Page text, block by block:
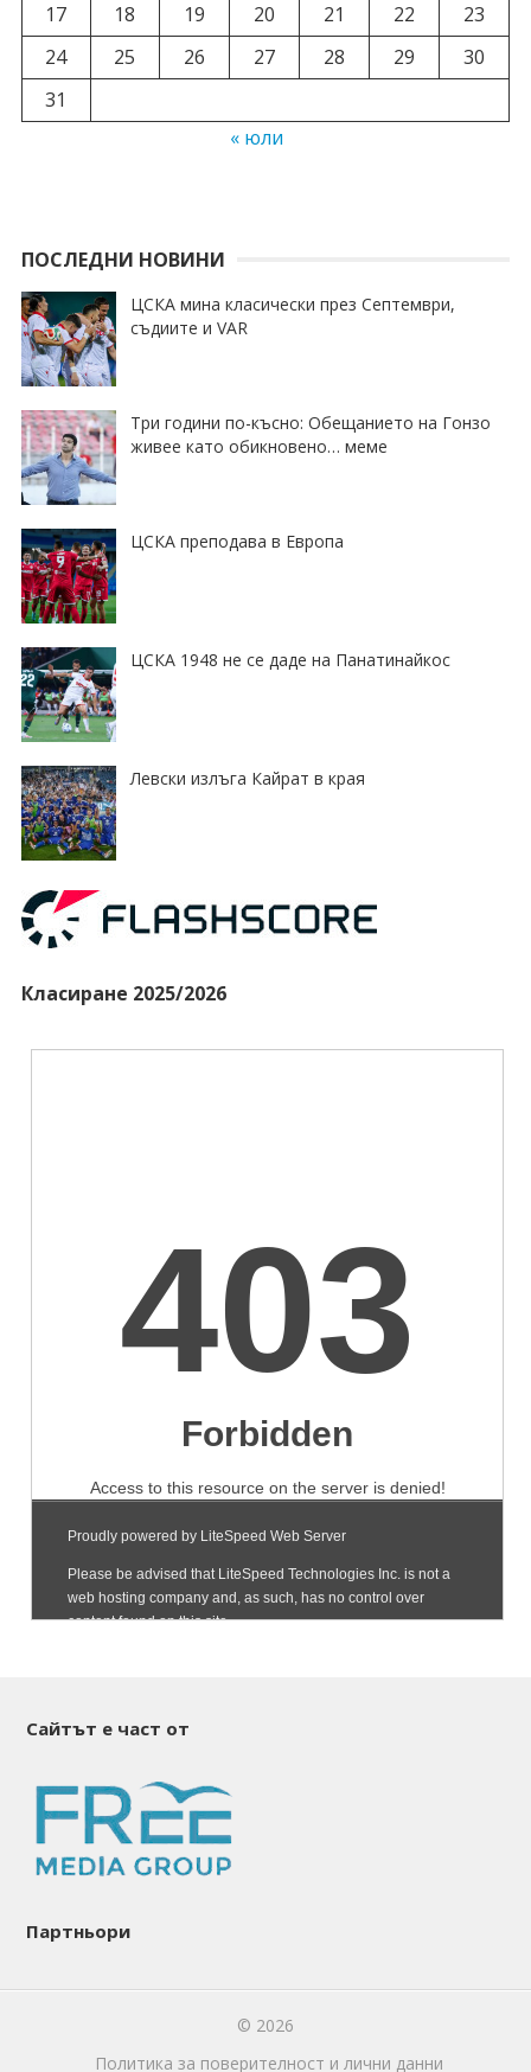
17
18 19 20 21 22
23
24
25 26 27 28 29
30
31
« юли
ПОСЛЕДНИ НОВИНИ
ЦСКА мина класически през Септември,
съдиите и VAR
Три години по-късно: Обещанието на Гонзо
живее като обикновено… меме
ЦСКА преподава в Европа
ЦСКА 1948 не се даде на Панатинайкос
Левски излъга Кайрат в края
Класиране 2025/2026
Сайтът е част от
Партньори
© 2026
Политика за поверителност и лични данни